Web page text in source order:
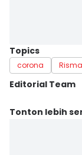
Topics
corona Risma
Editorial Team
Editor
Tonton lebih